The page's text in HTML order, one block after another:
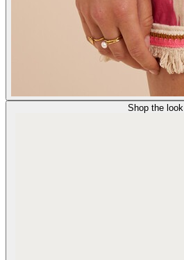
Shop the look